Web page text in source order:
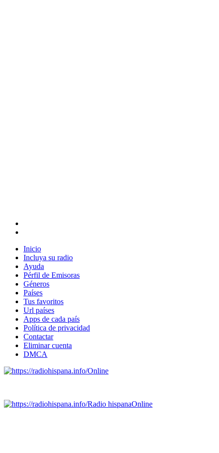
Inicio
Incluya su radio
Ayuda
Pérfil de Emisoras
Géneros
Países
Tus favoritos
Url países
Apps de cada país
Política de privacidad
Contactar
Eliminar cuenta
DMCA
Online
Radio hispanaOnline